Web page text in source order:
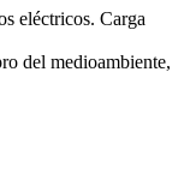
Carga